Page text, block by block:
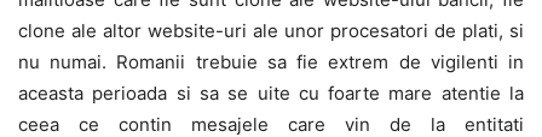
clone ale altor website-uri ale unor procesatori de plati, si
nu numai. Romanii trebuie sa fie extrem de vigilenti in
aceasta perioada si sa se uite cu foarte mare atentie la
ceea ce contin mesajele care vin de la entitati